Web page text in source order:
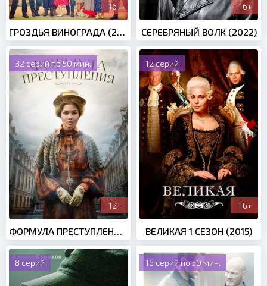
16+
ГРОЗДЬЯ ВИНОГРАДА (2020)
16+
СЕРЕБРЯНЫЙ ВОЛК (2022)
32 серий по 50 мин.
12+
ФОРМУЛА ПРЕСТУПЛЕНИЯ (2021)
12 серий
16+
ВЕЛИКАЯ 1 СЕЗОН (2015)
8 серий 16 серий по 50 мин.